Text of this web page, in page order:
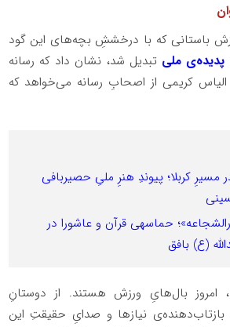
باستانی که با درخششِ بچه‌های این گود
پدیده‌ی ملی تبدیل شد، نشان داد که رسانه
کریمی از اصحابِ رسانه می‌خواهد که
کربلا؛ پیوندِ هنرِ ملیِ حصیربافی
حماسهی قرآن و عاشورا در
(ع) بافق
امروز بال‌هایِ ورزش هستند. از دوستانِ
بازتاب‌دهنده‌ی نیازها و صدایِ حقیقتِ این